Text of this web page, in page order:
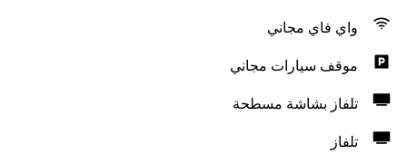
واي فاي مجاني
موقف سيارات مجاني
تلفاز بشاشة مسطحة
تلفاز